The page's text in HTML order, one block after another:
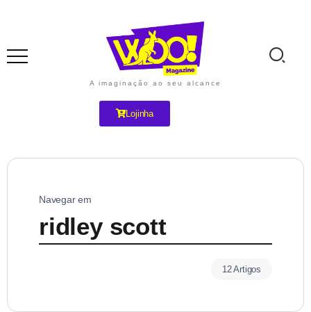
A imaginação ao seu alcance
Lojinha
Navegar em
ridley scott
12 Artigos